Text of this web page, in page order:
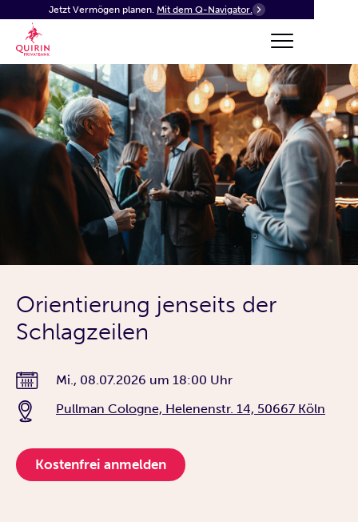
Jetzt Vermögen planen. Mit dem Q-Navigator.
Orientierung jenseits der
Schlagzeilen
Mi., 08.07.2026 um 18:00 Uhr
Pullman Cologne, Helenenstr. 14, 50667 Köln
Kostenfrei anmelden